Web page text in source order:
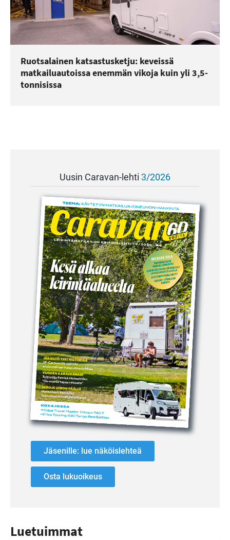
Ruotsalainen katsastusketju: keveissä
matkailuautoissa enemmän vikoja kuin yli 3,5-
tonnisissa
Uusin Caravan-lehti 3/2026
Jäsenille: lue näköislehteä
Osta lukuoikeus
Luetuimmat